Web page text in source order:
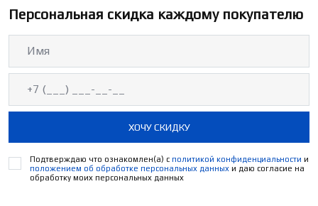
Персональная скидка каждому покупателю
ХОЧУ СКИДКУ
Подтверждаю что ознакомлен(а) с политикой конфиденциальности и
положением об обработке персональных данных и даю согласие на
обработку моих персональных данных